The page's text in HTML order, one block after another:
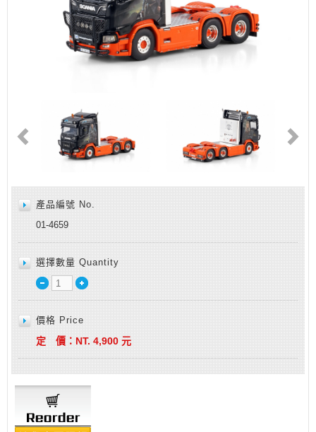
產品編號 No.
01-4659
選擇數量 Quantity
價格 Price
定 價： NT. 4,900 元